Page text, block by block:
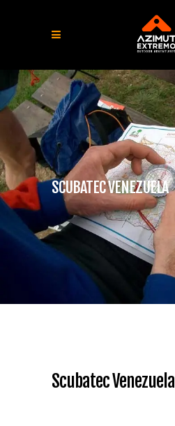
SCUBATEC VENEZUELA
Scubatec Venezuela